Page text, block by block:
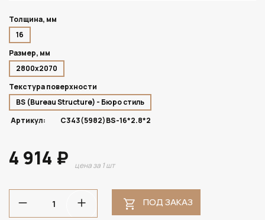
Толщина, мм
16
Размер, мм
2800х2070
Текстура поверхности
BS (Bureau Structure) - Бюро стиль
Артикул:
C343(5982)BS-16*2.8*2
4 914 ₽ цена за 1 шт
ПОД ЗАКАЗ